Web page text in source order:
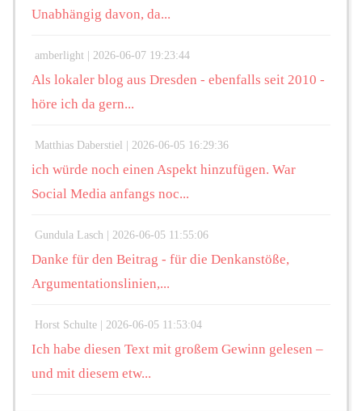
Unabhängig davon, da...
amberlight | 2026-06-07 19:23:44
Als lokaler blog aus Dresden - ebenfalls seit 2010 -
höre ich da gern...
Matthias Daberstiel | 2026-06-05 16:29:36
ich würde noch einen Aspekt hinzufügen. War
Social Media anfangs noc...
Gundula Lasch | 2026-06-05 11:55:06
Danke für den Beitrag - für die Denkanstöße,
Argumentationslinien,...
Horst Schulte | 2026-06-05 11:53:04
Ich habe diesen Text mit großem Gewinn gelesen –
und mit diesem etw...